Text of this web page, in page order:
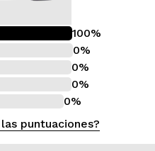
100%
0%
0%
0%
0%
puntuaciones?